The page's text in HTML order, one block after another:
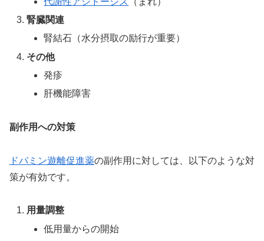
腎臓関連
腎結石（水分摂取の励行が重要）
その他
発疹
肝機能障害
副作用への対策
ドパミン遊離促進薬の副作用に対しては、以下のような対
策が有効です。
用量調整
低用量からの開始